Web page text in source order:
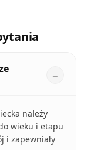
należy
wieku i etapu
i zapewniały